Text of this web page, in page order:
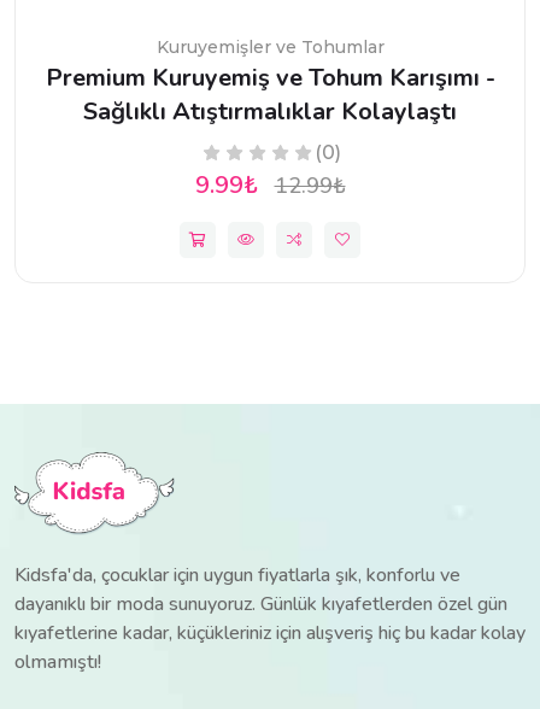
Kuruyemişler ve Tohumlar
Premium Kuruyemiş ve Tohum Karışımı -
Sağlıklı Atıştırmalıklar Kolaylaştı
(0)
9.99₺ 12.99₺
Kidsfa'da, çocuklar için uygun fiyatlarla şık, konforlu ve
dayanıklı bir moda sunuyoruz. Günlük kıyafetlerden özel gün
kıyafetlerine kadar, küçükleriniz için alışveriş hiç bu kadar kolay
olmamıştı!